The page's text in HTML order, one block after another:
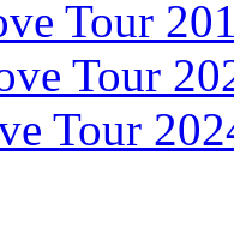
Tour
Tour
Tour